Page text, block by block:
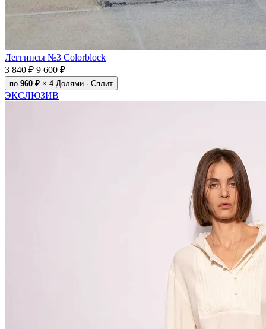
Леггинсы №3 Colorblock
3 840 ₽ 9 600 ₽
по 960 ₽ × 4 Долями · Сплит
ЭКСЛЮЗИВ